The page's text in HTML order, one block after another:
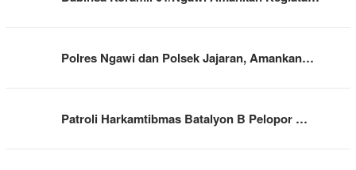
Polres Ngawi dan Polsek Jajaran, Amankan…
Patroli Harkamtibmas Batalyon B Pelopor …